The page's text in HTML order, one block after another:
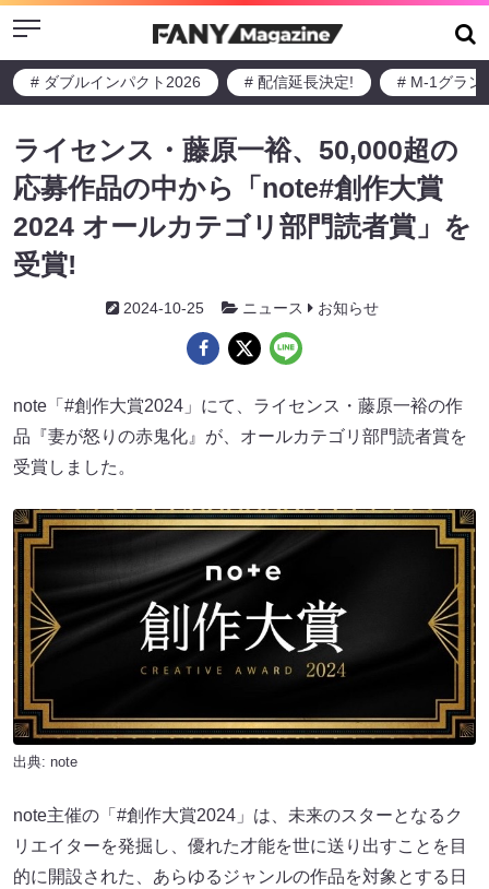
Menu
# ダブルインパクト2026 # 配信延長決定! # M-1グラン
ライセンス・藤原一裕、50,000超の
応募作品の中から「note#創作大賞
2024 オールカテゴリ部門読者賞」を
受賞!
2024-10-25 ニュース お知らせ
note「#創作大賞2024」にて、ライセンス・藤原一裕の作
品『妻が怒りの赤鬼化』が、オールカテゴリ部門読者賞を
受賞しました。
出典: note
note主催の「#創作大賞2024」は、未来のスターとなるク
リエイターを発掘し、優れた才能を世に送り出すことを目
的に開設された、あらゆるジャンルの作品を対象とする日